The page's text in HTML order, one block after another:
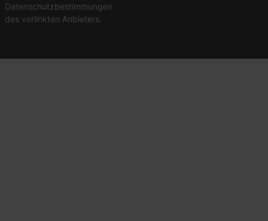
Datenschutzbestimmungen
des verlinkten Anbieters.